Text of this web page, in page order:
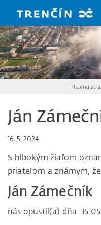
Hlavná
Ján
16. 5. 2024
S hlbokým žiaľom
priateľom a známym, že
Ján Zámečník
nás opustil(a) dňa: